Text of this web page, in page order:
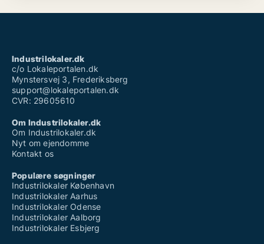
Industrilokaler.dk
c/o Lokaleportalen.dk
Mynstersvej 3, Frederiksberg
support@lokaleportalen.dk
CVR: 29605610
Om Industrilokaler.dk
Om Industrilokaler.dk
Nyt om ejendomme
Kontakt os
Populære søgninger
Industrilokaler København
Industrilokaler Aarhus
Industrilokaler Odense
Industrilokaler Aalborg
Industrilokaler Esbjerg